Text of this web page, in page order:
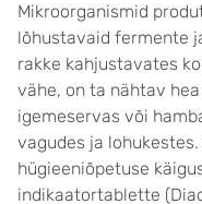
Mikroorganismid
lõhustavaid fermente
rakke kahjustavates
vähe, on ta nähtav
igemeservas või
vagudes ja
hügieeniõpetuse
indikaatortablette